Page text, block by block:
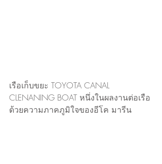
เรือเก็บขยะ TOYOTA CANAL
CLENANING BOAT หนึ่งในผลงานต่อเรือ
ด้วยความภาคภูมิใจของอีโค มารีน